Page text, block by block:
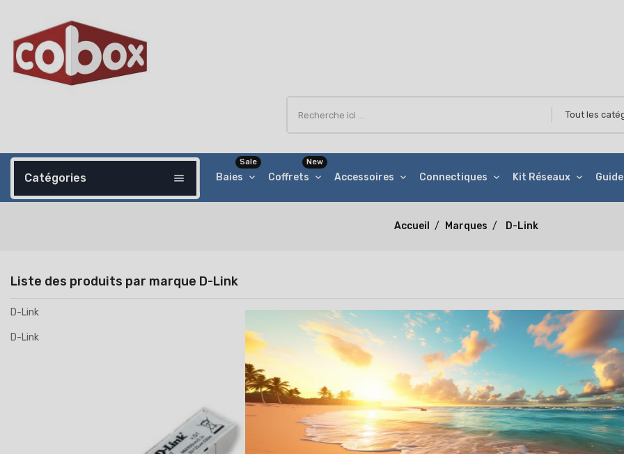
Catégories menu Baies
Sale
Coffrets
New
Accessoires Connectiques Kit Réseaux
Accueil Marques D-Link
Liste des produits par marque D-Link
D-Link
D-Link